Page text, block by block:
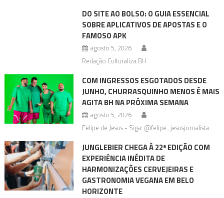
DO SITE AO BOLSO: O GUIA ESSENCIAL
SOBRE APLICATIVOS DE APOSTAS E O
FAMOSO APK
agosto 5, 2026
Redação Culturaliza BH
COM INGRESSOS ESGOTADOS DESDE
JUNHO, CHURRASQUINHO MENOS É MAIS
AGITA BH NA PRÓXIMA SEMANA
agosto 5, 2026
Felipe de Jesus - Siga: @felipe_jesusjornalista
JUNGLEBIER CHEGA À 22ª EDIÇÃO COM
EXPERIÊNCIA INÉDITA DE
HARMONIZAÇÕES CERVEJEIRAS E
GASTRONOMIA VEGANA EM BELO
HORIZONTE